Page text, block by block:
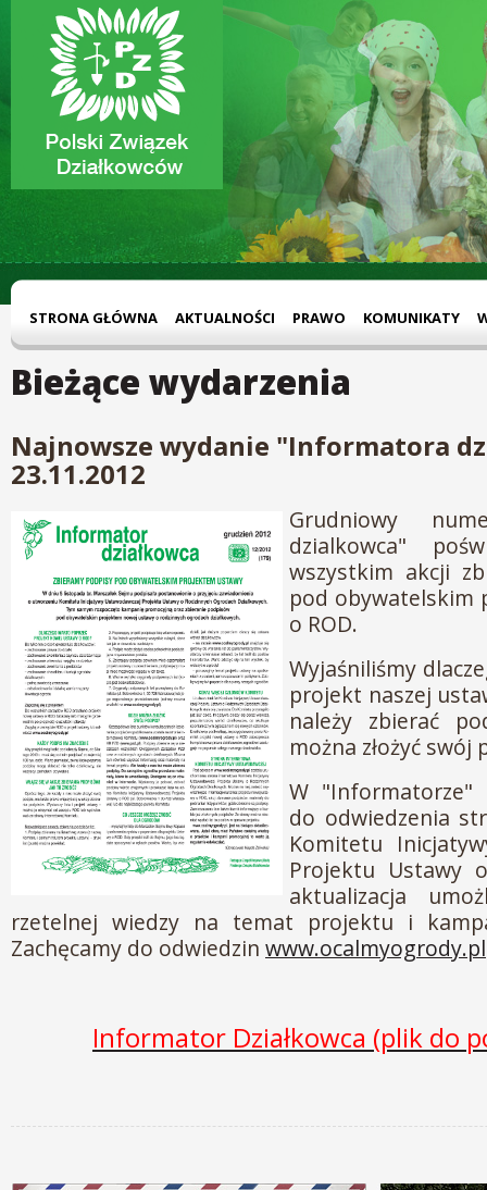
STRONA GŁÓWNA AKTUALNOŚCI PRAWO KOMUNIKATY
Bieżące wydarzenia
Najnowsze wydanie "Informatora
23.11.2012
Grudniowy
dzialkowca"
wszystkim akcji
pod obywatelskim
o ROD.
Wyjaśniliśmy
projekt naszej
należy zbierać
można złożyć swój
W "Informatorze"
do odwiedzenia
Komitetu
Projektu Ustawy
aktualizacja
rzetelnej wiedzy na temat projektu i
Zachęcamy do odwiedzin www.ocalmyogrody.pl
Informator Działkowca (plik do